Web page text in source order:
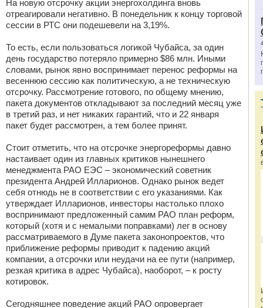
На новую отсрочку акции энергохолдинга вновь
отреагировали негативно. В понедельник к концу торговой
сессии в РТС они подешевели на 3,19%.
То есть, если пользоваться логикой Чубайса, за один
день государство потеряло примерно $86 млн. Иными
словами, рынок явно воспринимает перенос реформы на
весеннюю сессию как политическую, а не техническую
отсрочку. Рассмотрение готового, по общему мнению,
пакета документов откладывают за последний месяц уже
в третий раз, и нет никаких гарантий, что и 22 января
пакет будет рассмотрен, а тем более принят.
Стоит отметить, что на отсрочке энергореформы давно
настаивает один из главных критиков нынешнего
менеджмента РАО ЕЭС – экономический советник
президента Андрей Илларионов. Однако рынок ведет
себя отнюдь не в соответствии с его указаниями. Как
утверждает Илларионов, инвесторы настолько плохо
воспринимают предложенный самим РАО план реформ,
который (хотя и с немалыми поправками) лег в основу
рассматриваемого в Думе пакета законопроектов, что
приближение реформы приводит к падению акций
компании, а отсрочки или неудачи на ее пути (например,
резкая критика в адрес Чубайса), наоборот, – к росту
котировок.
Сегодняшнее поведение акций РАО опровергает